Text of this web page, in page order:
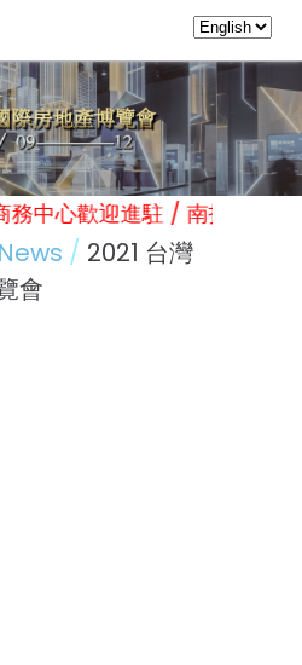
口Victory商務中心 日本台灣
中心歡迎進駐 / 南投海盜
2021 台灣
會